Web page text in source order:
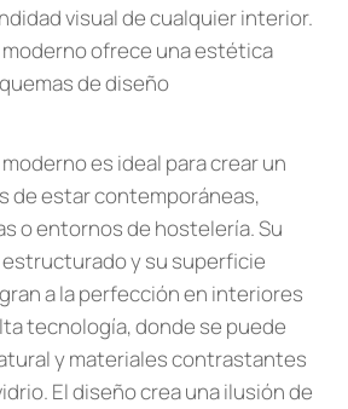
visual de cualquier interior.
ofrece una estética
de diseño
es ideal para crear un
de estar contemporáneas,
o entornos de hostelería. Su
y su superficie
a la perfección en interiores
tecnología, donde se puede
y materiales contrastantes
El diseño crea una ilusión de